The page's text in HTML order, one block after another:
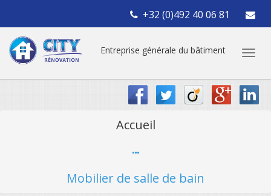
+32 (0)492 40 06 81
Entreprise générale du bâtiment
Accueil
Mobilier de salle de bain